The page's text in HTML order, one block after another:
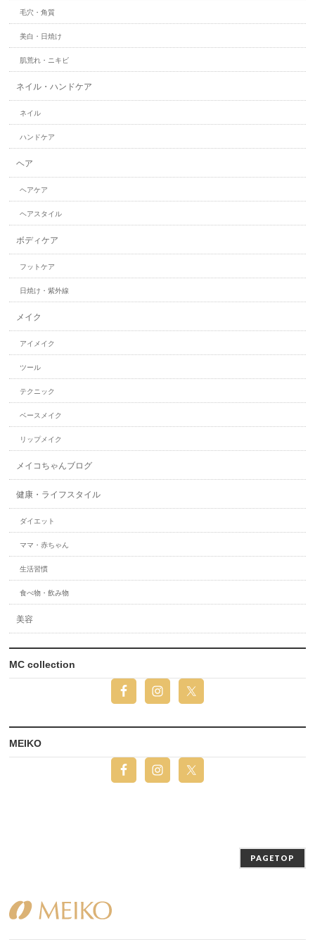
毛穴・角質
美白・日焼け
肌荒れ・ニキビ
ネイル・ハンドケア
ネイル
ハンドケア
ヘア
ヘアケア
ヘアスタイル
ボディケア
フットケア
日焼け・紫外線
メイク
アイメイク
ツール
テクニック
ベースメイク
リップメイク
メイコちゃんブログ
健康・ライフスタイル
ダイエット
ママ・赤ちゃん
生活習慣
食べ物・飲み物
美容
MC collection
MEIKO
PAGETOP